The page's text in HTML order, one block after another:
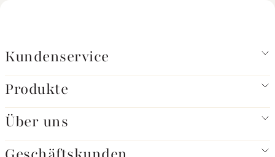
Kundenservice
Produkte
Über uns